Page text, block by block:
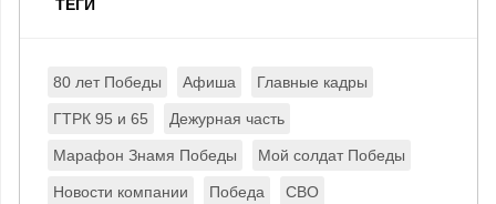
ТЕГИ
80 лет Победы Афиша Главные кадры
ГТРК 95 и 65 Дежурная часть
Марафон Знамя Победы Мой солдат Победы
Новости компании Победа СВО